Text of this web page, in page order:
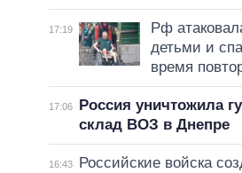
17:19
Рф
детьми и
время
17:06
Россия уничтожила
склад ВОЗ в Днепре
16:43
Российские войска